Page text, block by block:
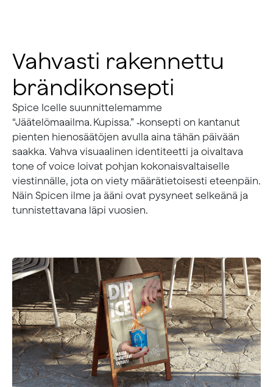
Vahvasti rakennettu
brändikonsepti
Spice Icelle suunnittelemamme
“Jäätelömaailma. Kupissa.” ‑konsepti on kantanut
pienten hienosäätöjen avulla aina tähän päivään
saakka. Vahva visuaalinen identiteetti ja oivaltava
tone of voice loivat pohjan kokonaisvaltaiselle
viestinnälle, jota on viety määrätietoisesti eteenpäin.
Näin Spicen ilme ja ääni ovat pysyneet selkeänä ja
tunnistettavana läpi vuosien.